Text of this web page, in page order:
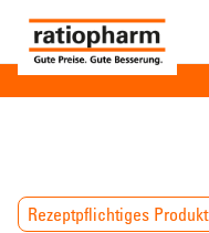
Rezeptpflichtiges Produkt